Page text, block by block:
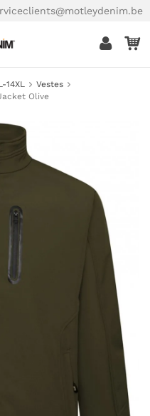
14XL
Vestes
Olive